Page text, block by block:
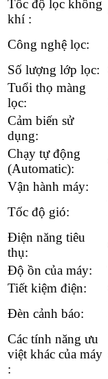
Tốc độ lọc không
khí :
Công nghệ lọc:
Số lượng lớp lọc:
Tuổi thọ màng
lọc:
Cảm biến sử
dụng:
Chạy tự động
(Automatic):
Vận hành máy:
Tốc độ gió:
Điện năng tiêu
thụ:
Độ ồn của máy:
Tiết kiệm điện:
Đèn cảnh báo:
Các tính năng ưu
việt khác của máy
: